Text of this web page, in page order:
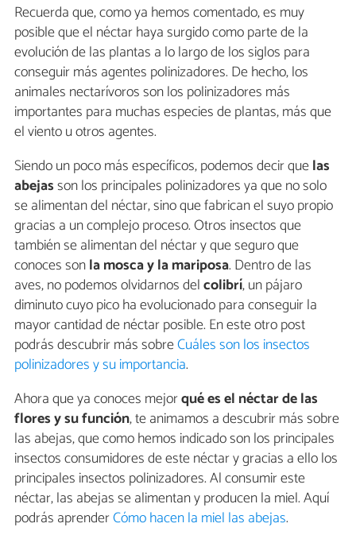
Recuerda que, como ya hemos comentado, es muy
posible que el néctar haya surgido como parte de la
evolución de las plantas a lo largo de los siglos para
conseguir más agentes polinizadores. De hecho, los
animales nectarívoros son los polinizadores más
importantes para muchas especies de plantas, más que
el viento u otros agentes.
Siendo un poco más específicos, podemos decir quelas
abejasson los principales polinizadores ya que no solo
se alimentan del néctar, sino que fabrican el suyo propio
gracias a un complejo proceso. Otros insectos que
también se alimentan del néctar y que seguro que
conoces sonla mosca y la mariposa. Dentro de las
aves, no podemos olvidarnos delcolibrí, un pájaro
diminuto cuyo pico ha evolucionado para conseguir la
mayor cantidad de néctar posible. En este otro post
podrás descubrir más sobreCuáles son los insectos
polinizadores y su importancia.
Ahora que ya conoces mejorqué es el néctar de las
flores y su función, te animamos a descubrir más sobre
las abejas, que como hemos indicado son los principales
insectos consumidores de este néctar y gracias a ello los
principales insectos polinizadores. Al consumir este
néctar, las abejas se alimentan y producen la miel. Aquí
podrás aprenderCómo hacen la miel las abejas.